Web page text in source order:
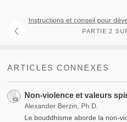
Instructions et conseil pour
PARTIE 2
ARTICLES CONNEXES
Non-violence et valeurs
Alexander Berzin, Ph.D.
Le bouddhisme aborde la non-